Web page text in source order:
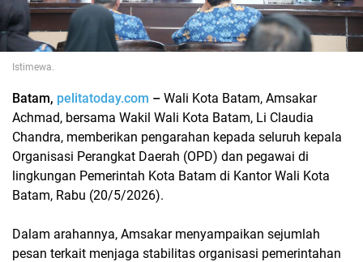
Istimewa.
Batam, pelitatoday.com – Wali Kota Batam, Amsakar
Achmad, bersama Wakil Wali Kota Batam, Li Claudia
Chandra, memberikan pengarahan kepada seluruh kepala
Organisasi Perangkat Daerah (OPD) dan pegawai di
lingkungan Pemerintah Kota Batam di Kantor Wali Kota
Batam, Rabu (20/5/2026).
Dalam arahannya, Amsakar menyampaikan sejumlah
pesan terkait menjaga stabilitas organisasi pemerintahan